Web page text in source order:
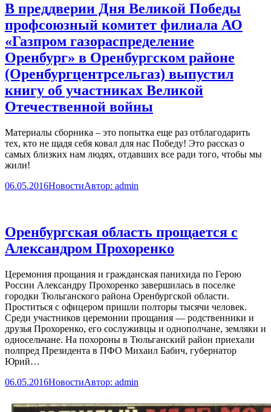
В преддверии Дня Великой Победы
профсоюзный комитет филиала АО
«Газпром газораспределение
Оренбург» в Оренбургском районе
(Оренбургцентрсельгаз) выпустил
книгу об участниках Великой
Отечественной войны
Материалы сборника – это попытка еще раз отблагодарить
тех, кто не щадя себя ковал для нас Победу! Это рассказ о
самых близких нам людях, отдавших все ради того, чтобы мы
жили!
06.05.2016НовостиАвтор: admin
Оренбургская область прощается с
Александром Прохоренко
Церемония прощания и гражданская панихида по Герою
России Александру Прохоренко завершилась в поселке
городки Тюльганского района Оренбургской области.
Проститься с офицером пришли полторы тысячи человек.
Среди участников церемонии прощания — родственники и
друзья Прохоренко, его сослуживцы и однополчане, земляки и
односельчане. На похороны в Тюльганский район приехали
полпред Президента в ПФО Михаил Бабич, губернатор
Юрий…
06.05.2016НовостиАвтор: admin